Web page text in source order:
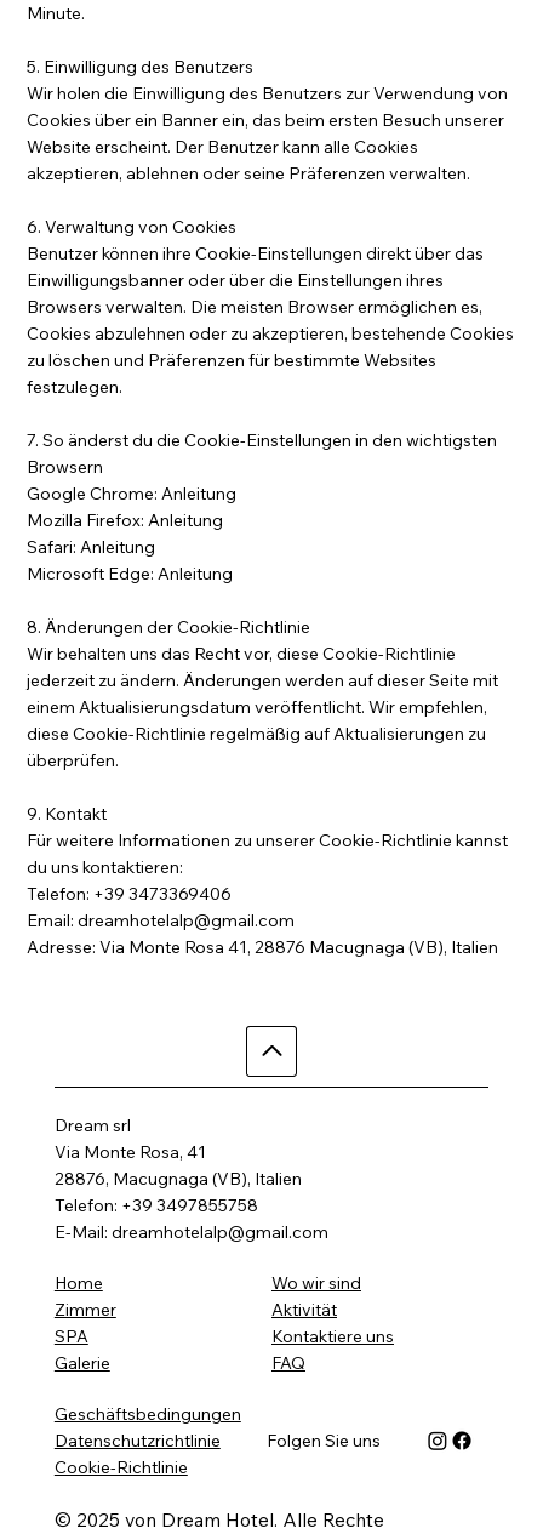
Minute.
5. Einwilligung des Benutzers
Wir holen die Einwilligung des Benutzers zur Verwendung von
Cookies über ein Banner ein, das beim ersten Besuch unserer
Website erscheint. Der Benutzer kann alle Cookies
akzeptieren, ablehnen oder seine Präferenzen verwalten.
6. Verwaltung von Cookies
Benutzer können ihre Cookie-Einstellungen direkt über das
Einwilligungsbanner oder über die Einstellungen ihres
Browsers verwalten. Die meisten Browser ermöglichen es,
Cookies abzulehnen oder zu akzeptieren, bestehende Cookies
zu löschen und Präferenzen für bestimmte Websites
festzulegen.
7. So änderst du die Cookie-Einstellungen in den wichtigsten
Browsern
Google Chrome: Anleitung
Mozilla Firefox: Anleitung
Safari: Anleitung
Microsoft Edge: Anleitung
8. Änderungen der Cookie-Richtlinie
Wir behalten uns das Recht vor, diese Cookie-Richtlinie
jederzeit zu ändern. Änderungen werden auf dieser Seite mit
einem Aktualisierungsdatum veröffentlicht. Wir empfehlen,
diese Cookie-Richtlinie regelmäßig auf Aktualisierungen zu
überprüfen.
9. Kontakt
Für weitere Informationen zu unserer Cookie-Richtlinie kannst
du uns kontaktieren:
Telefon: +39 3473369406
Email:dreamhotelalp@gmail.com
Adresse: Via Monte Rosa 41, 28876 Macugnaga (VB), Italien
Dream srl
Via Monte Rosa, 41
28876, Macugnaga (VB), Italien
Telefon: +39 3497855758
E-Mail: dreamhotelalp@gmail.com
Home
Zimmer
SPA
Galerie
Wo wir sind
Aktivität
Kontaktiere uns
FAQ
Folgen Sie uns
Geschäftsbedingungen
Datenschutzrichtlinie
Cookie-Richtlinie
© 2025 von Dream Hotel. Alle Rechte